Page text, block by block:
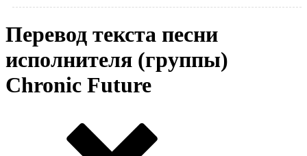
Перевод текста песни
исполнителя (группы)
Chronic Future